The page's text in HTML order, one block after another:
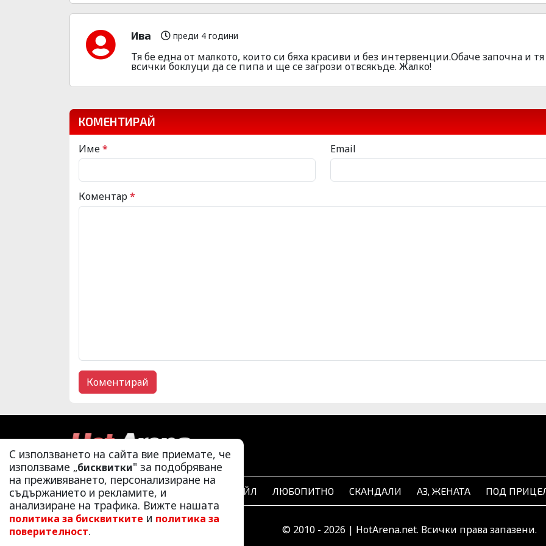
Ива преди 4 години
Тя бе една от малкото, които си бяха красиви и без интервенции.Обаче започна и тя
всички боклуци да се пипа и ще се загрози отвсякъде. Жалко!
КОМЕНТИРАЙ
Име* Email
Коментар*
С използването на сайта вие приемате, че
използваме „бисквитки" за подобряване
на преживяването, персонализиране на
съдържанието и рекламите, и
анализиране на трафика. Вижте нашата
политика за бисквитките и политика за
поверителност.
ЛАЙФСТАЙЛ ЛЮБОПИТНО СКАНДАЛИ АЗ, ЖЕНАТА ПОД
© 2010 - 2026 | HotArena.net. Всички права запазени.